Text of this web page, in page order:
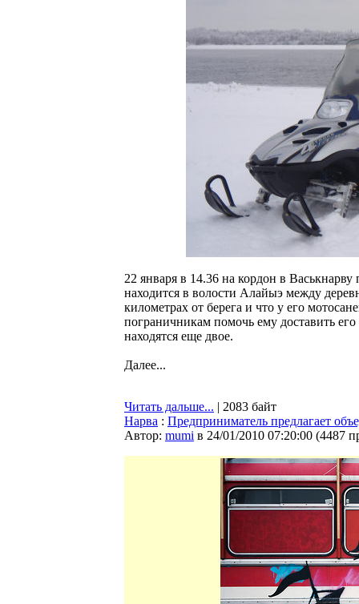
22 января в 14.36 на кордон в
находится в волости Алайыэ между
километрах от берега и что у его
пограничникам помочь ему доставить
находятся еще двое.
Далее...
Читать дальше... | 2083 байт
Нарва : Предприниматель предлагает
Автор: mumi в 24/01/2010 07:20:00 (4487